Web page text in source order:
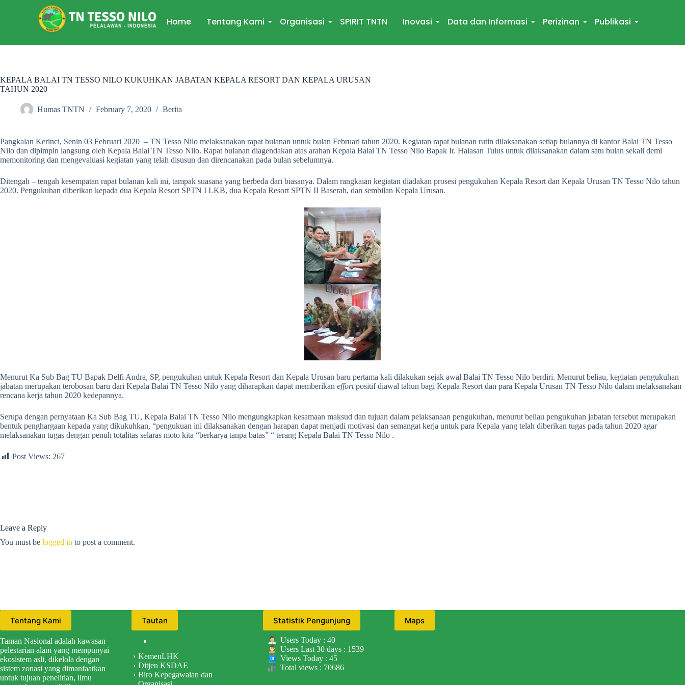
Home Tentang Kami Organisasi SPIRIT TNTN Inovasi Data dan Informasi Perizinan Publikasi
KEPALA BALAI TN TESSO NILO KUKUHKAN JABATAN KEPALA RESORT DAN KEPALA URUSAN
TAHUN 2020
Humas TNTN February 7, 2020 Berita
Pangkalan Kerinci, Senin 03 Februari 2020 – TN Tesso Nilo melaksanakan rapat bulanan untuk bulan Februari tahun 2020. Kegiatan rapat bulanan rutin dilaksanakan setiap bulannya di kantor Balai TN Tesso
Nilo dan dipimpin langsung oleh Kepala Balai TN Tesso Nilo. Rapat bulanan diagendakan atas arahan Kepala Balai TN Tesso Nilo Bapak Ir. Halasan Tulus untuk dilaksanakan dalam satu bulan sekali demi
memonitoring dan mengevaluasi kegiatan yang telah disusun dan direncanakan pada bulan sebelumnya.
Ditengah – tengah kesempatan rapat bulanan kali ini, tampak suasana yang berbeda dari biasanya. Dalam rangkaian kegiatan diadakan prosesi pengukuhan Kepala Resort dan Kepala Urusan TN Tesso Nilo tahun
2020. Pengukuhan diberikan kepada dua Kepala Resort SPTN I LKB, dua Kepala Resort SPTN II Baserah, dan sembilan Kepala Urusan.
Menurut Ka Sub Bag TU Bapak Delfi Andra, SP, pengukuhan untuk Kepala Resort dan Kepala Urusan baru pertama kali dilakukan sejak awal Balai TN Tesso Nilo berdiri. Menurut beliau, kegiatan pengukuhan
jabatan merupakan terobosan baru dari Kepala Balai TN Tesso Nilo yang diharapkan dapat memberikan effortpositif diawal tahun bagi Kepala Resort dan para Kepala Urusan TN Tesso Nilo dalam melaksanakan
rencana kerja tahun 2020 kedepannya.
Serupa dengan pernyataan Ka Sub Bag TU, Kepala Balai TN Tesso Nilo mengungkapkan kesamaan maksud dan tujuan dalam pelaksanaan pengukuhan, menurut beliau pengukuhan jabatan tersebut merupakan
bentuk penghargaan kepada yang dikukuhkan, “pengukuan ini dilaksanakan dengan harapan dapat menjadi motivasi dan semangat kerja untuk para Kepala yang telah diberikan tugas pada tahun 2020 agar
melaksanakan tugas dengan penuh totalitas selaras moto kita “berkarya tanpa batas” “ terang Kepala Balai TN Tesso Nilo .
Post Views: 267
Leave a Reply
You must be logged in to post a comment.
Tentang Kami
Taman Nasional adalah kawasan
pelestarian alam yang mempunyai
ekosistem asli, dikelola dengan
sistem zonasi yang dimanfaatkan
untuk tujuan penelitian, ilmu
Tautan
KemenLHK
Ditjen KSDAE
Biro Kepegawaian dan
Statistik Pengunjung
Users Today : 40
Users Last 30 days : 1539
Views Today : 45
Total views : 70686
Maps